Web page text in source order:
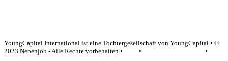
YoungCapital International ist eine Tochtergesellschaft von YoungCapital • ©
2023 Nebenjob - Alle Rechte vorbehalten •
•
•